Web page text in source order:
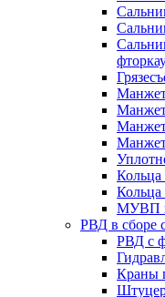
МУВП
РВД в сборе
РВД с
Краны